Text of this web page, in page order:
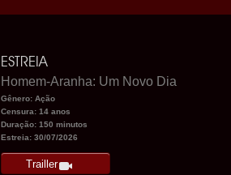
ESTREIA
Homem-Aranha: Um Novo Dia
Gênero: Ação
Censura: 14 anos
Duração: 150 minutos
Estreia: 30/07/2026
Trailler